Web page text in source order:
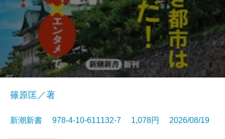
篠原匡／著
新潮新書 978-4-10-611132-7 1,078円 2026/08/19